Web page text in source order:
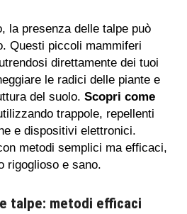
la presenza delle talpe può
Questi piccoli mammiferi
direttamente dei tuoi
le radici delle piante e
del suolo.Scopri come
trappole, repellenti
e dispositivi elettronici.
metodi semplici ma efficaci,
rigoglioso e sano.
talpe: metodi efficaci